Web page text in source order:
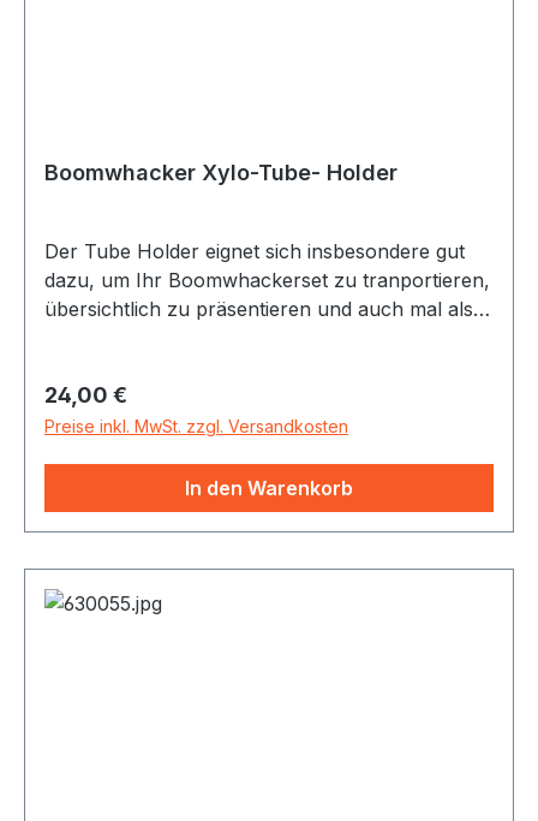
Boomwhacker Xylo-Tube- Holder
Der Tube Holder eignet sich insbesondere gut
dazu, um Ihr Boomwhackerset zu tranportieren,
übersichtlich zu präsentieren und auch mal als
Regulärer Preis:
24,00 €
Preise inkl. MwSt. zzgl. Versandkosten
In den Warenkorb